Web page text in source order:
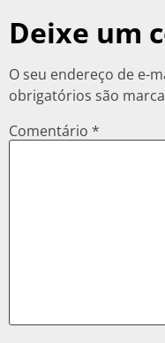
Deixe um
O seu endereço de e-
obrigatórios são
Comentário *